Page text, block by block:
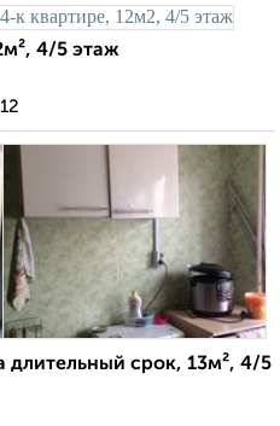
4/5 этаж
длительный срок, 13м², 4/5